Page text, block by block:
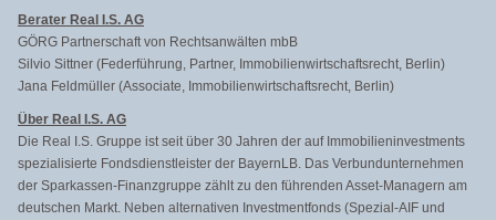
Berater Real I.S. AG
GÖRG Partnerschaft von Rechtsanwälten mbB
Silvio Sittner (Federführung, Partner, Immobilienwirtschaftsrecht, Berlin)
Jana Feldmüller (Associate, Immobilienwirtschaftsrecht, Berlin)
Über Real I.S. AG
Die Real I.S. Gruppe ist seit über 30 Jahren der auf Immobilieninvestments
spezialisierte Fondsdienstleister der BayernLB. Das Verbundunternehmen
der Sparkassen-Finanzgruppe zählt zu den führenden Asset-Managern am
deutschen Markt. Neben alternativen Investmentfonds (Spezial-AIF und